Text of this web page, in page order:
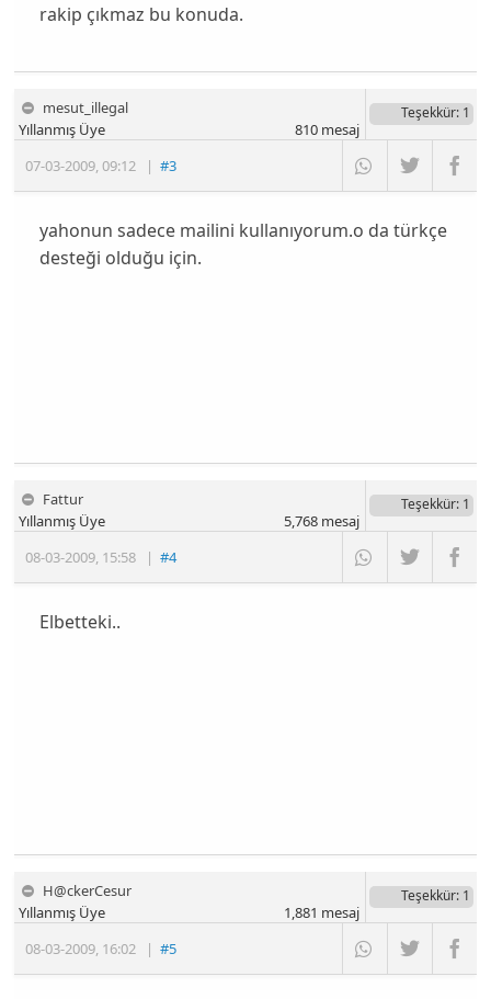
rakip çıkmaz bu konuda.
mesut_illegal
07-03-2009,09:12 |#3
Yıllanmış Üye
Teşekkür: 1
810mesaj
yahonun sadece mailini kullanıyorum.o da türkçe
desteği olduğu için.
Fattur
08-03-2009, 15:58 |#4
Yıllanmış Üye
Teşekkür: 1
5,768mesaj
Elbetteki..
H@ckerCesur
08-03-2009 16:02 |#5
Yıllanmış Üye
Teşekkür: 1
1,881 mesaj